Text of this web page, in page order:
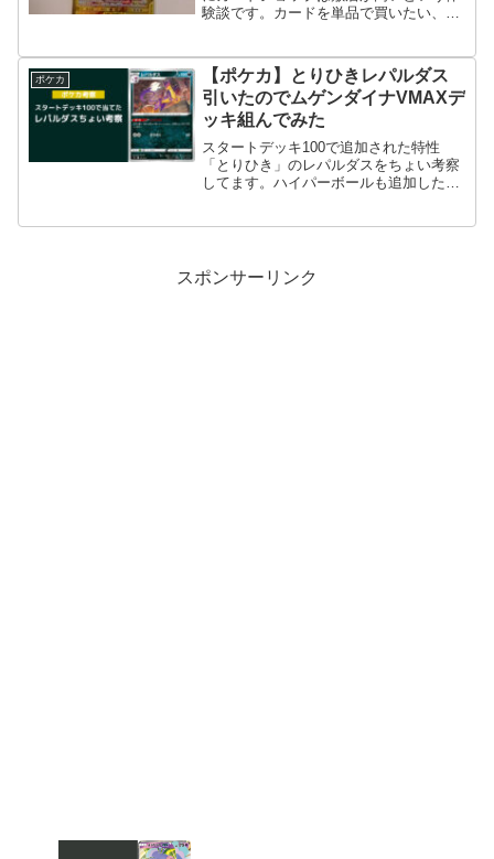
験談です。カードを単品で買いたい、シ
初心者にはつらかったです。
ポケカ
【ポケカ】とりひきレパルダス
引いたのでムゲンダイナVMAXデ
ッキ組んでみた
スタートデッキ100で追加された特性
「とりひき」のレパルダスをちょい考察
してます。ハイパーボールも追加したム
スポンサーリンク